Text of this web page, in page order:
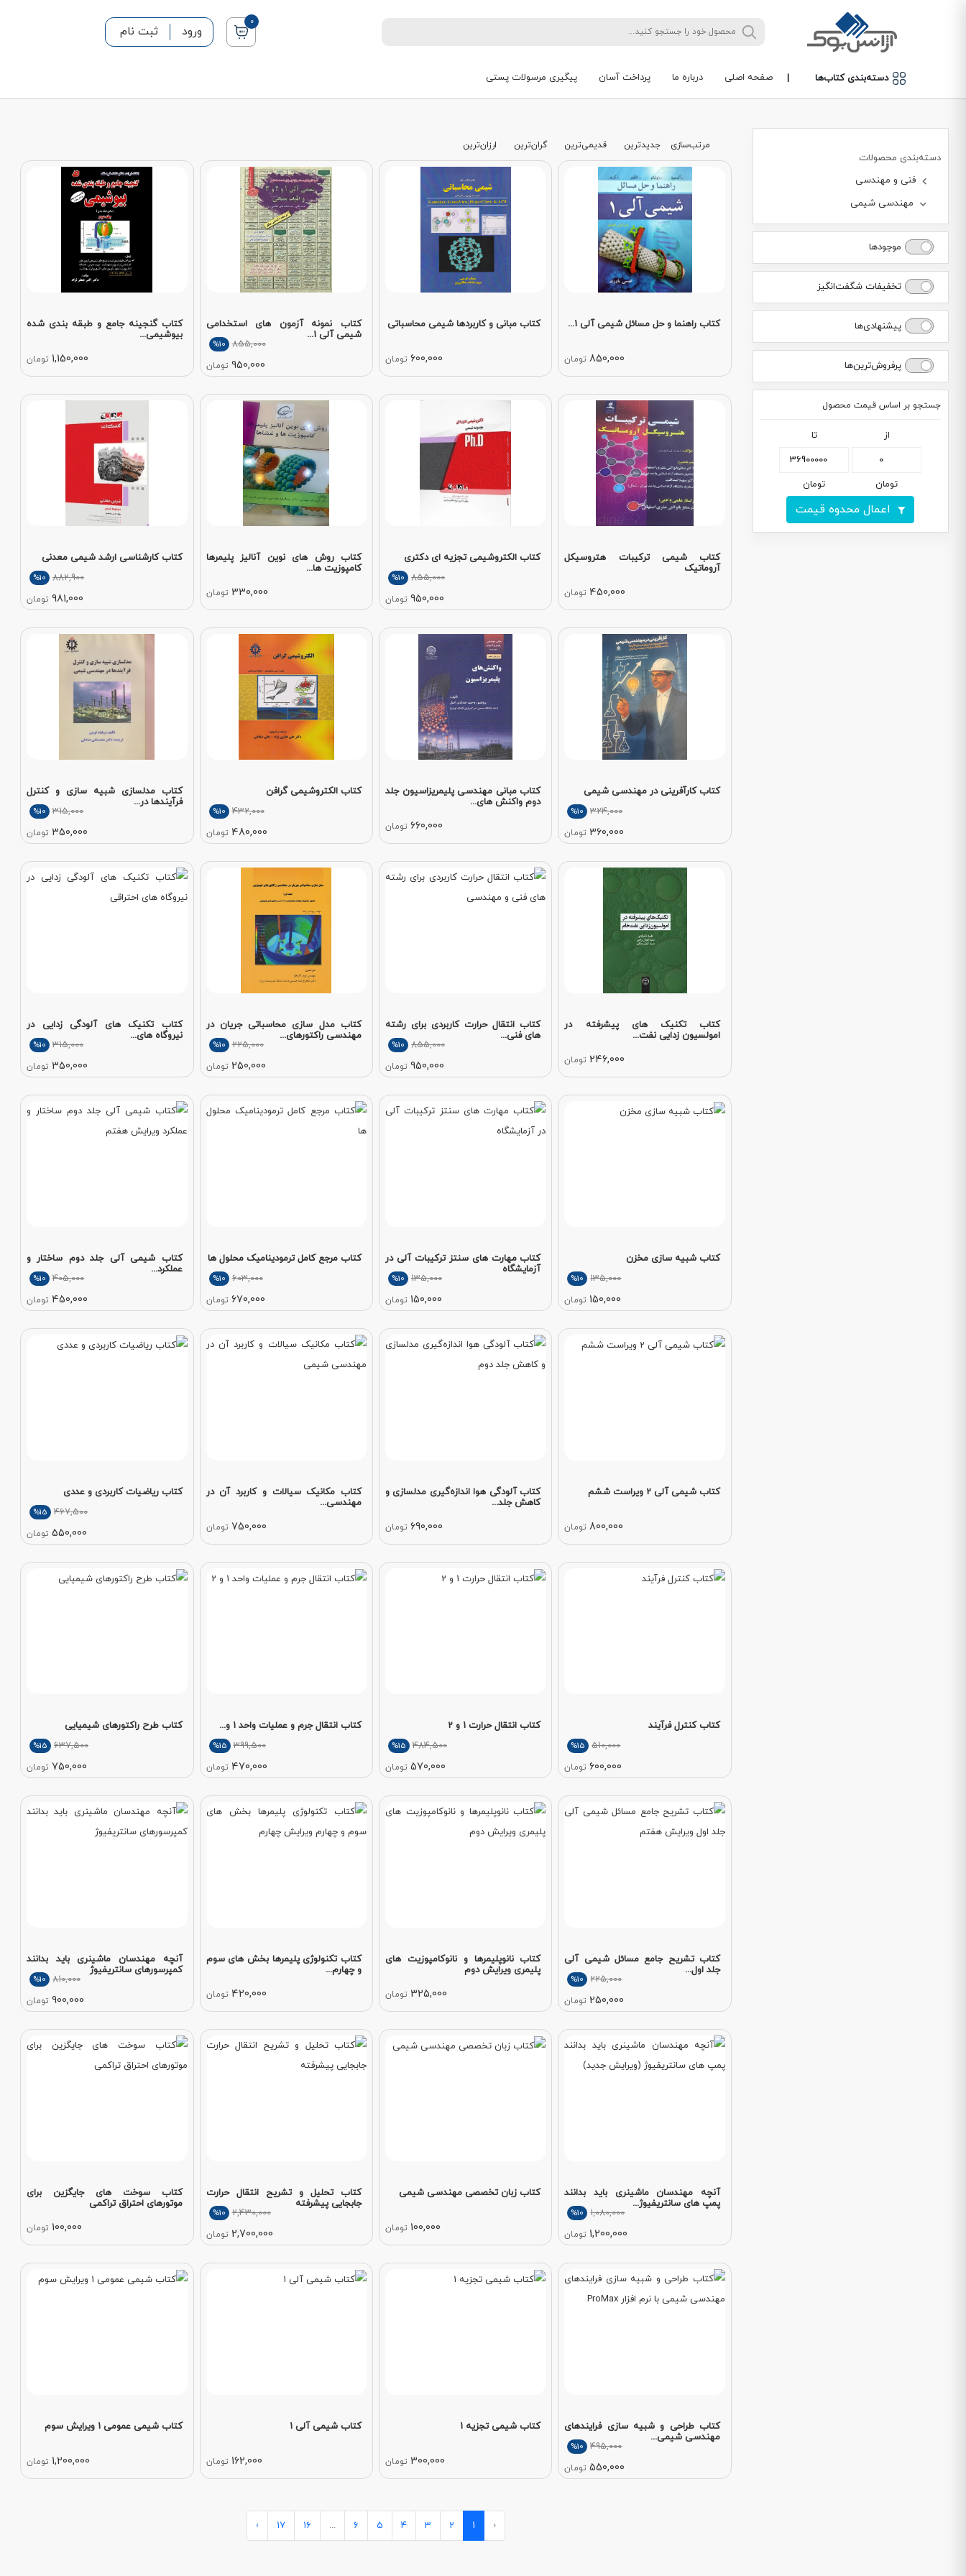
0
ورود ثبت نام
دسته‌بندی کتاب‌ها | صفحه اصلی درباره ما پرداخت آسان پیگیری مرسولات پستی
دسته‌بندی محصولات
فنی و مهندسی
مهندسی شیمی
موجودها
تخفیفات شگفت‌انگیز
پیشنهادی‌ها
پرفروش‌ترین‌ها
جستجو بر اساس قیمت محصول
از
تومان
تا
تومان
اعمال محدوه قیمت
مرتب‌سازی جدیدترین قدیمی‌ترین گران‌ترین ارزان‌ترین
کتاب راهنما و حل مسائل شیمی آلی 1...
850,000 تومان
کتاب مبانی و کاربردها شیمی محاسباتی
600,000 تومان
کتاب نمونه آزمون های استخدامی
شیمی آلی 1...
855,000
%10
950,000 تومان
کتاب گنجینه جامع و طبقه بندی شده
بیوشیمی...
1,150,000 تومان
کتاب شیمی ترکیبات هتروسیکل
آروماتیک
450,000 تومان
کتاب الکتروشیمی تجزیه ای دکتری
855,000
%10
950,000 تومان
کتاب روش های نوین آنالیز پلیمرها
کامپوزیت ها...
330,000 تومان
کتاب کارشناسی ارشد شیمی معدنی
882,900
%10
981,000 تومان
کتاب کارآفرینی در مهندسی شیمی
324,000
%10
360,000 تومان
کتاب مبانی مهندسی پلیمریزاسیون جلد
دوم واکنش های...
660,000 تومان
کتاب الکتروشیمی گرافن
432,000
%10
480,000 تومان
کتاب مدلسازی شبیه سازی و کنترل
فرآیندها در...
315,000
%10
350,000 تومان
کتاب تکنیک های پیشرفته در
امولسیون زدایی نفت...
246,000 تومان
کتاب انتقال حرارت کاربردی برای رشته
های فنی...
855,000
%10
950,000 تومان
کتاب مدل سازی محاسباتی جریان در
مهندسی راکتورهای...
225,000
%10
250,000 تومان
کتاب تکنیک های آلودگی زدایی در
نیروگاه های...
315,000
%10
350,000 تومان
کتاب شبیه سازی مخزن
135,000
%10
150,000 تومان
کتاب مهارت های سنتز ترکیبات آلی در
آزمایشگاه
135,000
%10
150,000 تومان
کتاب مرجع کامل ترمودینامیک محلول ها
603,000
%10
670,000 تومان
کتاب شیمی آلی جلد دوم ساختار و
عملکرد...
405,000
%10
450,000 تومان
کتاب شیمی آلی 2 ویراست ششم
800,000 تومان
کتاب آلودگی هوا اندازه‌گیری مدلسازی و
کاهش جلد...
690,000 تومان
کتاب مکانیک سیالات و کاربرد آن در
مهندسی...
750,000 تومان
کتاب ریاضیات کاربردی و عددی
467,500
%15
550,000 تومان
کتاب کنترل فرآیند
510,000
%15
600,000 تومان
کتاب انتقال حرارت 1 و 2
484,500
%15
570,000 تومان
کتاب انتقال جرم و عملیات واحد 1 و...
399,500
%15
470,000 تومان
کتاب طرح راکتورهای شیمیایی
637,500
%15
750,000 تومان
کتاب تشریح جامع مسائل شیمی آلی
جلد اول...
225,000
%10
250,000 تومان
کتاب نانوپلیمرها و نانوکامپوزیت های
پلیمری ویرایش دوم
325,000 تومان
کتاب تکنولوژی پلیمرها بخش های سوم
و چهارم...
420,000 تومان
آنچه مهندسان ماشینری باید بدانند
کمپرسورهای سانتریفیوژ
810,000
%10
900,000 تومان
آنچه مهندسان ماشینری باید بدانند
پمپ های سانتریفیوژ...
1,080,000
%10
1,200,000 تومان
کتاب زبان تخصصی مهندسی شیمی
100,000 تومان
کتاب تحلیل و تشریح انتقال حرارت
جابجایی پیشرفته
2,430,000
%10
2,700,000 تومان
کتاب سوخت های جایگزین برای
موتورهای احتراق تراکمی
100,000 تومان
کتاب طراحی و شبیه‌ سازی فرایندهای
مهندسی شیمی...
495,000
%10
550,000 تومان
کتاب شیمی تجزیه 1
300,000 تومان
کتاب شیمی آلی 1
162,000 تومان
کتاب شیمی عمومی 1 ویرایش سوم
1,200,000 تومان
‹
1
2
3
4
5
6
...
16
17
›